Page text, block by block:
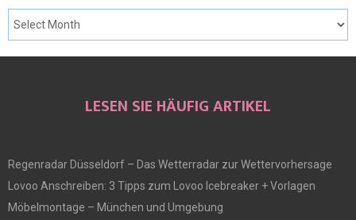
LESEN SIE HÄUFIG ARTIKEL
Regenradar Düsseldorf – Das Wetterradar zur Wettervorhersage
Lovoo Anschreiben: 3 Tipps zum Lovoo Icebreaker + Vorlagen
Möbelmontage – München und Umgebung